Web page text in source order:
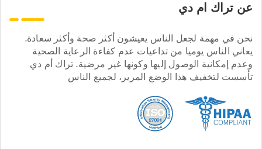
عن تراك ام دي
نحن في مهمة لجعل الناس يعيشون أكثر صحة وأكثر سعادة.
يعاني الناس يوميا من تداعيات عدم كفاءة الرعاية الصحية
وعدم إمكانية الوصول إليها وكونها غير مرضية. تراك أم دي
تأسست لتخفيف هذا الوضع المرير، لجميع الناس